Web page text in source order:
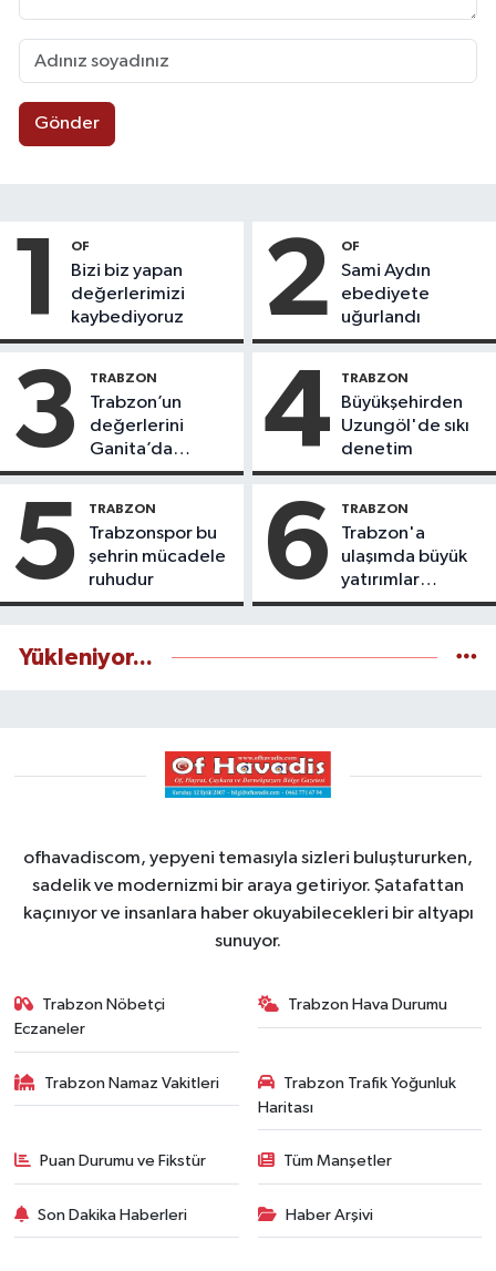
Gönder
1 OF
Bizi biz yapan
değerlerimizi
kaybediyoruz
2 OF
Sami Aydın
ebediyete
uğurlandı
3 TRABZON
Trabzon’un
değerlerini
Ganita’da
yaşatıyoruz
4 TRABZON
Büyükşehirden
Uzungöl'de sıkı
denetim
5 TRABZON
Trabzonspor bu
şehrin mücadele
ruhudur
6 TRABZON
Trabzon'a
ulaşımda büyük
yatırımlar
yapılıyor
Yükleniyor...
ofhavadiscom, yepyeni temasıyla sizleri buluştururken,
sadelik ve modernizmi bir araya getiriyor. Şatafattan
kaçınıyor ve insanlara haber okuyabilecekleri bir altyapı
sunuyor.
Trabzon Nöbetçi
Eczaneler
Trabzon Hava Durumu
Trabzon Namaz Vakitleri
Trabzon Trafik Yoğunluk
Haritası
Puan Durumu ve Fikstür Tüm Manşetler
Son Dakika Haberleri Haber Arşivi